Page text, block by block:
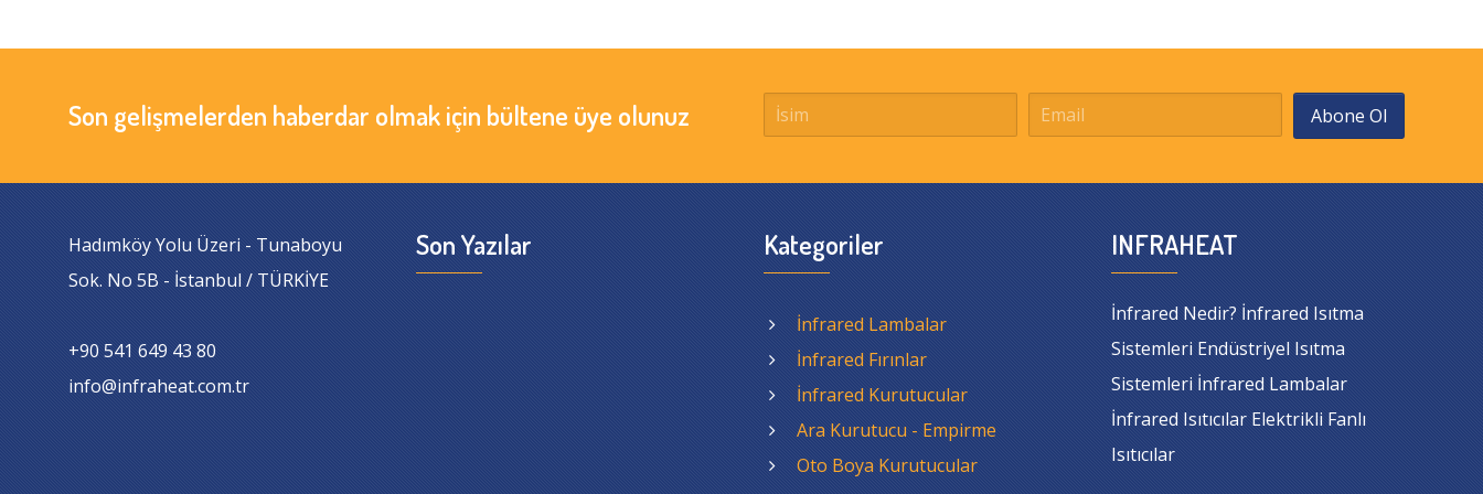
Son gelişmelerden haberdar olmak için bültene üye olunuz Abone Ol
Hadımköy Yolu Üzeri - Tunaboyu
Sok. No 5B - İstanbul / TÜRKİYE
+90 541 649 43 80
info@infraheat.com.tr
Son Yazılar Kategoriler
İnfrared Lambalar
İnfrared Fırınlar
İnfrared Kurutucular
Ara Kurutucu - Empirme
Oto Boya Kurutucular
INFRAHEAT
İnfrared Nedir? İnfrared Isıtma
Sistemleri Endüstriyel Isıtma
Sistemleri İnfrared Lambalar
İnfrared Isıtıcılar Elektrikli Fanlı
Isıtıcılar